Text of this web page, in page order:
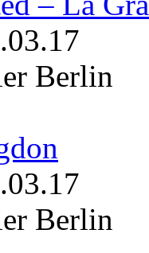
Berlin
Berlin